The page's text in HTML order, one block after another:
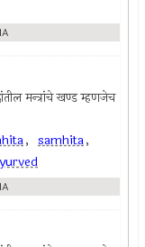
मन्त्रांचे खण्ड म्हणजेच
, samhita,